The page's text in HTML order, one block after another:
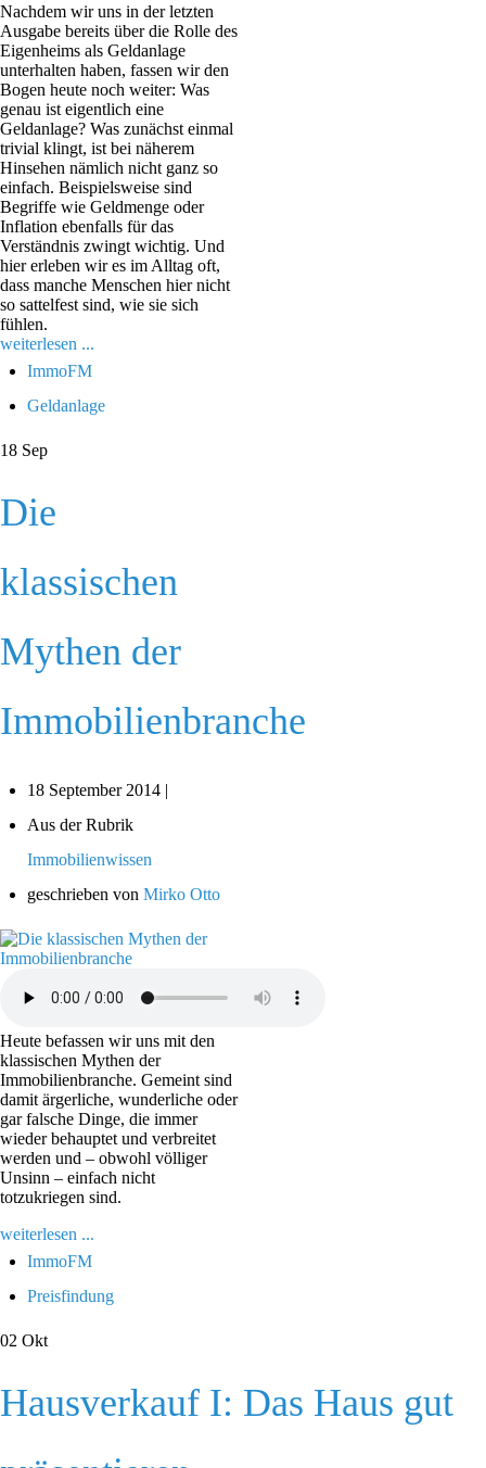
Nachdem wir uns in der letzten
Ausgabe bereits über die Rolle des
Eigenheims als Geldanlage
unterhalten haben, fassen wir den
Bogen heute noch weiter: Was
genau ist eigentlich eine
Geldanlage? Was zunächst einmal
trivial klingt, ist bei näherem
Hinsehen nämlich nicht ganz so
einfach. Beispielsweise sind
Begriffe wie Geldmenge oder
Inflation ebenfalls für das
Verständnis zwingt wichtig. Und
hier erleben wir es im Alltag oft,
dass manche Menschen hier nicht
so sattelfest sind, wie sie sich
fühlen.
weiterlesen ...
ImmoFM
Geldanlage
18 Sep
Die
klassischen
Mythen der
Immobilienbranche
18 September 2014 |
Aus der Rubrik
Immobilienwissen
geschrieben von Mirko Otto
Heute befassen wir uns mit den
klassischen Mythen der
Immobilienbranche. Gemeint sind
damit ärgerliche, wunderliche oder
gar falsche Dinge, die immer
wieder behauptet und verbreitet
werden und – obwohl völliger
Unsinn – einfach nicht
totzukriegen sind.
weiterlesen ...
ImmoFM
Preisfindung
02 Okt
Hausverkauf I: Das Haus gut